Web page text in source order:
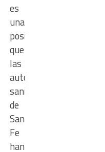
es
una
posibilidad
que
las
autoridades
sanitarias
de
Santa
Fe
han